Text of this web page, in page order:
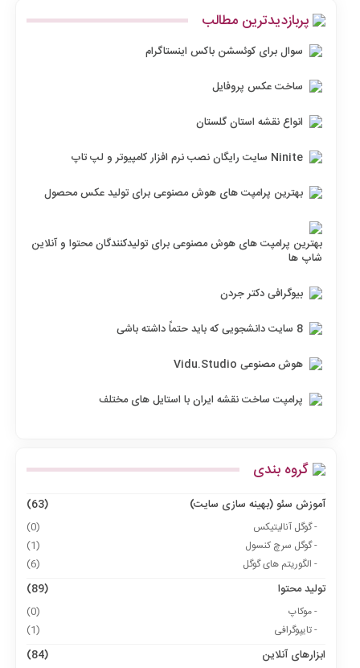
پربازدیدترین مطالب
سوال برای کوئسشن باکس اینستاگرام
ساخت عکس پروفایل
انواع نقشه استان گلستان
Ninite سایت رایگان نصب نرم افزار کامپیوتر و لپ تاپ
بهترین پرامپت های هوش مصنوعی برای تولید عکس محصول
بهترین پرامپت های هوش مصنوعی برای تولیدکنندگان محتوا و آنلاین
شاپ ها
بیوگرافی دکتر جردن
8 سایت دانشجویی که باید حتماً داشته باشی
هوش مصنوعی Vidu.Studio
پرامپت ساخت نقشه ایران با استایل های مختلف
گروه بندی
آموزش سئو (بهینه سازی سایت) (63)
- گوگل آنالیتیکس
(0)
- گوگل سرچ کنسول
(1)
- الگوریتم های گوگل
(6)
تولید محتوا (89)
- موکاپ
(0)
- تایپوگرافی
(1)
ابزارهای آنلاین (84)